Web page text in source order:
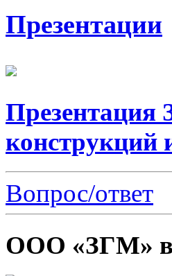
Презентации
Презентация
конструкций
Вопрос/ответ
ООО «ЗГМ» в